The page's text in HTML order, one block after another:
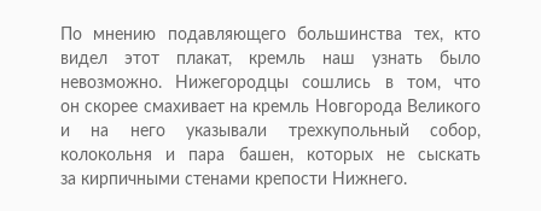
По мнению подавляющего большинства тех, кто
видел этот плакат, кремль наш узнать было
невозможно. Нижегородцы сошлись в том, что
он скорее смахивает на кремль Новгорода Великого
и на него указывали трехкупольный собор,
колокольня и пара башен, которых не сыскать
за кирпичными стенами крепости Нижнего.